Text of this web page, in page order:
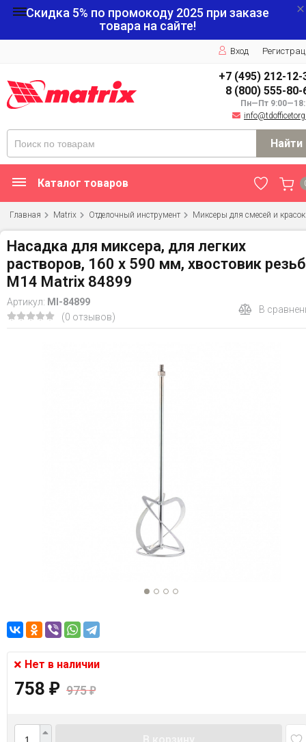
Скидка 5% по промокоду 2025 при заказе
товара на сайте!
Вход
+7 (495) 212-12-
8 (800) 555-80-
Пн—Пт
Найти
Каталог товаров
Главная Matrix Отделочный инструмент Миксеры для смесей и красок
Насадка для миксера, для легких
растворов, 160 х 590 мм, хвостовик
М14 Matrix 84899
Артикул: MI-84899
(0 отзывов)
В
Нет в наличии
758 ₽ 975₽